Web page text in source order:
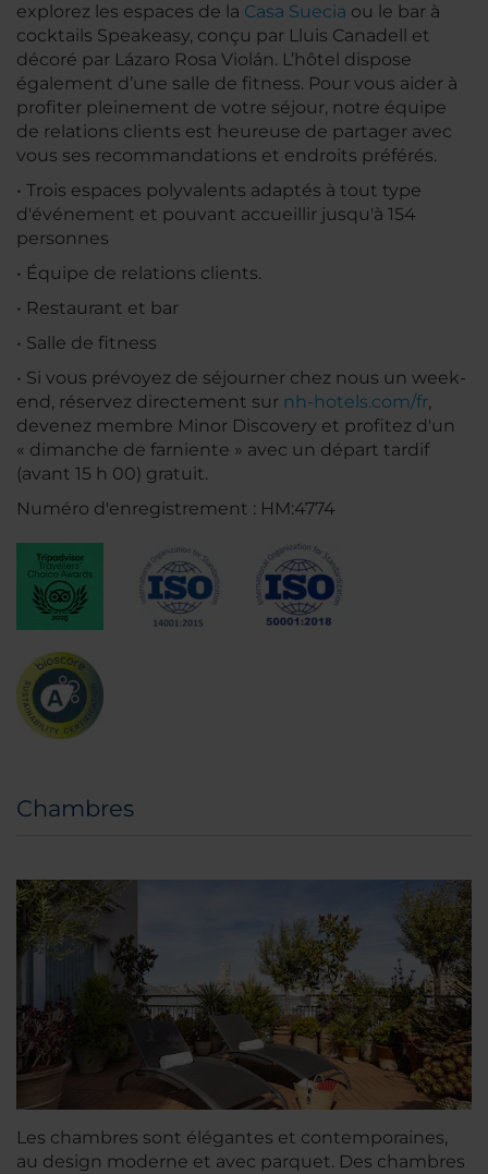
explorez les espaces de la Casa Suecia ou le bar à
cocktails Speakeasy, conçu par Lluis Canadell et
décoré par Lázaro Rosa Violán. L’hôtel dispose
également d’une salle de fitness. Pour vous aider à
profiter pleinement de votre séjour, notre équipe
de relations clients est heureuse de partager avec
vous ses recommandations et endroits préférés.
• Trois espaces polyvalents adaptés à tout type
d'événement et pouvant accueillir jusqu'à 154
personnes
• Équipe de relations clients.
• Restaurant et bar
• Salle de fitness
• Si vous prévoyez de séjourner chez nous un week-
end, réservez directement sur nh-hotels.com/fr,
devenez membre Minor Discovery et profitez d'un
« dimanche de farniente » avec un départ tardif
(avant 15 h 00) gratuit.
Numéro d'enregistrement : HM:4774
Chambres
Les chambres sont élégantes et contemporaines,
au design moderne et avec parquet. Des chambres